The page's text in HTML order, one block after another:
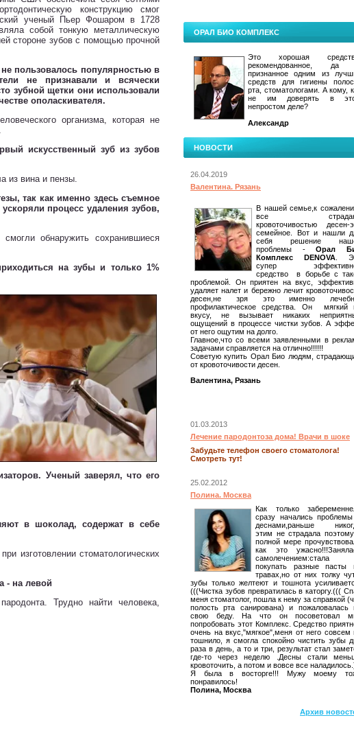
конструкцию смог
ученый Пьер Фошаром в 1728
собой тонкую металлическую
стороне зубов с помощью прочной
пользовалось популярностью в
не признавали и всячески
зубной щетки они использовали
ополаскивателя.
организма, которая не
искусственный зуб из зубов
из вина и пензы.
так как именно здесь съемное
процесс удаления зубов,
обнаружить сохранившиеся
на зубы и только 1%
Ученый заверял, что его
в шоколад, содержат в себе
изготовлении стоматологических
- на левой
Трудно найти человека,
ОРАЛ БИО КОМПЛЕКС
Это хорошая
рекомендованное, да
признанное одним из
средств для гигиены
рта, стоматологами. А кому,
не им доверять в
непростом деле?
Александр
НОВОСТИ
26.04.2019
Валентина. Рязань
В нашей семье,к
все
кровоточивостью десен-
семейное. Вот и нашли
себя решение
проблемы -Орал
Комплекс DENOVA .
супер
средство в борьбе с
проблемой. Он приятен на вкус,
удаляет налет и бережно лечит
десен,не зря это именно
профилактическое средства. Он мягкий
вкусу, не вызывает никаких
ощущений в процессе чистки зубов. А
от него ощутим на долго.
Главное,что со всеми заявленными в
задачами справляется на отлично!!!!!!
Советую купить Орал Био людям,
от кровоточивости десен.
Валентина, Рязань
01.03.2013
Лечение пародонтоза дома! Врачи в шоке
Забудьте телефон своего стоматолога!
Смотреть тут!
25.02.2012
Полина. Москва
Как только
сразу начались
деснами,раньше
этим не страдала
полной мере
как это
самолечением:стала
покупать разные пасты
травах,но от них толку
зубы только желтеют и тошнота
(((Чистка зубов превратилась в каторгу.(((
меня стоматолог, пошла к нему за справкой
полость рта санирована) и пожаловалась
свою беду. На что он посоветовал
попробовать этот Комплекс. Средство
очень на вкус,"мягкое",меня от него совсем
тошнило, я смогла спокойно чистить зубы
раза в день, а то и три, результат стал
где-то через неделю .Десны стали
кровоточить, а потом и вовсе все
Я была в восторге!!! Мужу моему
понравилось!
Полина, Москва
Архив